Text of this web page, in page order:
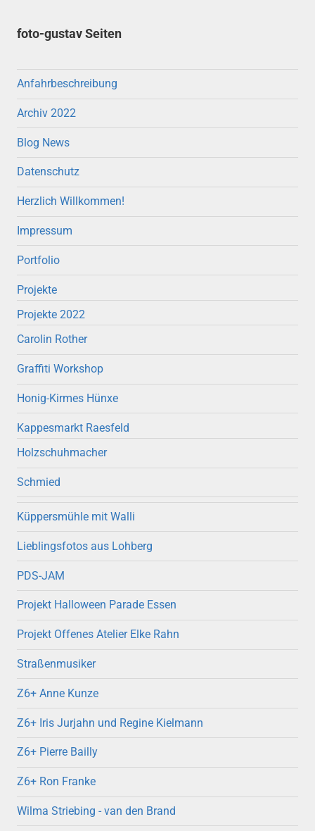
foto-gustav Seiten
Anfahrbeschreibung
Archiv 2022
Blog News
Datenschutz
Herzlich Willkommen!
Impressum
Portfolio
Projekte
Projekte 2022
Carolin Rother
Graffiti Workshop
Honig-Kirmes Hünxe
Kappesmarkt Raesfeld
Holzschuhmacher
Schmied
Küppersmühle mit Walli
Lieblingsfotos aus Lohberg
PDS-JAM
Projekt Halloween Parade Essen
Projekt Offenes Atelier Elke Rahn
Straßenmusiker
Z6+ Anne Kunze
Z6+ Iris Jurjahn und Regine Kielmann
Z6+ Pierre Bailly
Z6+ Ron Franke
Wilma Striebing - van den Brand